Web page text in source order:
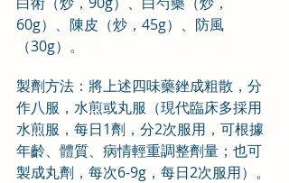
60g）、陳皮（炒，45g）、防風
（30g）。
製劑方法：將上述四味藥銼成粗散，分
作八服，水煎或丸服（現代臨床多採用
水煎服，每日1劑，分2次服用，可根據
年齡、體質、病情輕重調整劑量；也可
製成丸劑，每次6-9g，每日2次服用）。